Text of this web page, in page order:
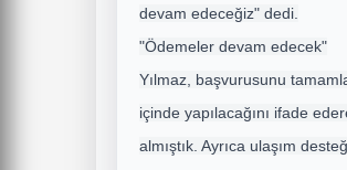
devam edeceğiz" dedi.
"Ödemeler devam edecek"
Yılmaz, başvurusunu
içinde yapılacağını ifade
almıştık. Ayrıca ulaşım